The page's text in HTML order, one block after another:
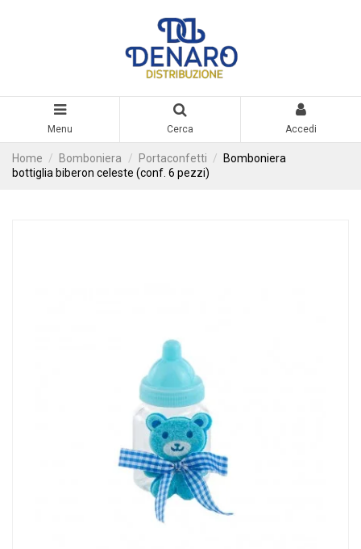
Menu Cerca Accedi
Home Bomboniera Portaconfetti
Bomboniera
bottiglia biberon celeste (conf. 6 pezzi)